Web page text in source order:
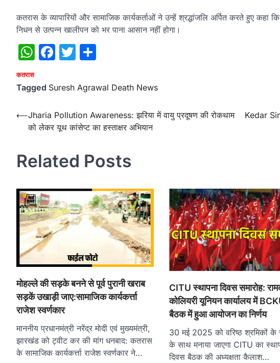
कतरास के व्यापारियों और सामाजिक कार्यकर्ताओं ने उन्हें श्रद्धांजलि अर्पित करते हुए कहा
निधन से उत्पन्न खालीपन को भर पाना आसान नहीं होगा।
WhatsApp
Facebook
Twitter
कतरास
Tagged Suresh Agrawal Death News
Post
navigation
⟵Jharia Pollution Awareness: झरिया में वायु प्रदूषण की रोकथाम
को लेकर यूथ कांसेप्ट का हस्ताक्षर अभियान
Kedar
Related Posts
मोहल्ले की सड़के बनने से पूर्व पुरानी खराब
सड़कें उखाड़ी जाए:सामाजिक कार्यकर्त्ता
राजेश स्वर्णकार
माननीय प्रधानमंत्री नरेंद्र मोदी एवं मुख्यमंत्री,
झारखंड को ट्वीट कर की मांग धनबाद: कतरास
के सामाजिक कार्यकर्त्ता राजेश स्वर्णकार ने…
CITU स्थापना दिवस समारोह:
कोलियरी यूनियन कार्यालय में
बैठक में हुआ आयोजन का निर्णय
30 मई 2025 को वरिष्ठ श्रमिकों के
के साथ मनाया जाएगा CITU का
दिवस बैठक की अध्यक्षता कैलाश…